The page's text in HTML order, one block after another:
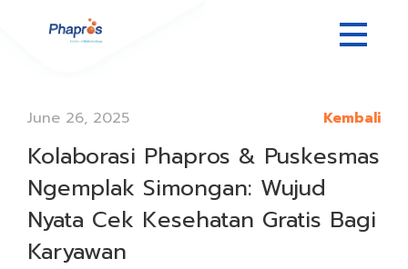
June 26, 2025 Kembali
Kolaborasi Phapros & Puskesmas
Ngemplak Simongan: Wujud
Nyata Cek Kesehatan Gratis Bagi
Karyawan